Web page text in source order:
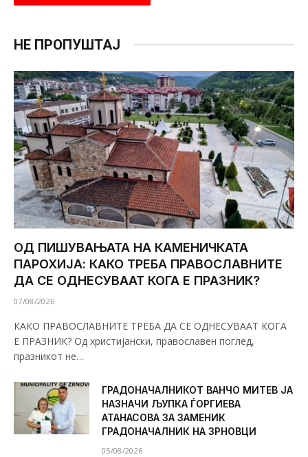
НЕ ПРОПУШТАЈ
ОД ПИШУВАЊАТА НА КАМЕНИЧКАТА
ПАРОХИЈА: КАКО ТРЕБА ПРАВОСЛАВНИТЕ
ДА СЕ ОДНЕСУВААТ КОГА Е ПРАЗНИК?
07/08/2026
КАКО ПРАВОСЛАВНИТЕ ТРЕБА ДА СЕ ОДНЕСУВААТ КОГА
Е ПРАЗНИК? Од христијански, православен поглед,
празникот не…
ГРАДОНАЧАЛНИКОТ ВАНЧО МИТЕВ ЈА
НАЗНАЧИ ЉУПКА ЃОРГИЕВА
АТАНАСОВА ЗА ЗАМЕНИК
ГРАДОНАЧАЛНИК НА ЗРНОВЦИ
05/08/2026